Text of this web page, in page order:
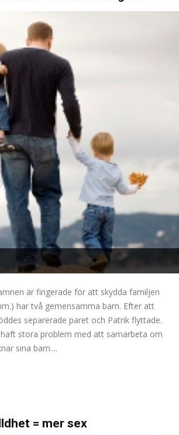
är fingerade för att skydda familjen
har två gemensamma barn. Efter att
separerade paret och Patrik flyttade.
haft stora problem med att samarbeta om
sina barn....
= mer sex